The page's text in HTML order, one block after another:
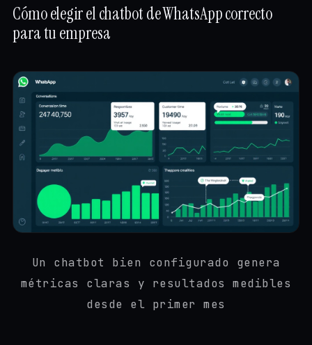
Cómo elegir el chatbot de WhatsApp correcto
para tu empresa
Un chatbot bien configurado genera
métricas claras y resultados medibles
desde el primer mes